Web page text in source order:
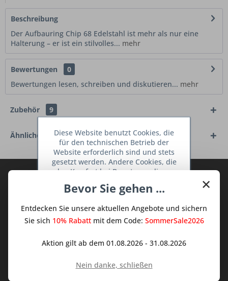
Beschreibung
Der Aufbauring Chip 68 Edelstahl ist mehr als nur eine
Halterung – er ist ein stilvolles... mehr
Bewertungen
0
Bewertungen lesen, schreiben und diskutieren... mehr
Zubehör 9
Ähnliche Artikel
TraumKüche Newsletter und verpassen
dem Traum Küchen - Shop.
zur Kenntnis genommen.
×
Bevor Sie gehen ...
Entdecken Sie unsere aktuellen Angebote und sichern
Sie sich 10% Rabattmit dem Code: SommerSale2026
Aktion gilt ab dem 01.08.2026 - 31.08.2026
Nein danke, schließen
Diese Website benutzt Cookies, die
für den technischen Betrieb der
Website erforderlich sind und stets
gesetzt werden. Andere Cookies, die
den Komfort bei Benutzung dieser
dienen oder die Interaktion mit
Netzwerken vereinfachen sollen,
werden nur mit Ihrer Zustimmung
Ablehnen